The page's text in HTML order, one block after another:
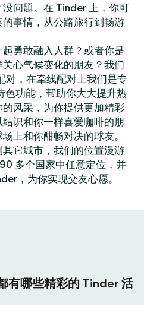
问题。在 Tinder 上，你可
事情，从公路旅行到畅游
勇敢融入人群？或者你是
心气候变化的朋友？我们
对，在牵线配对上我们是专
色功能，帮助你大大提升热
风采，为你提供更加精彩
识和你一样喜爱咖啡的朋
上和你酣畅对决的球友。
它城市，我们的位置漫游
多个国家中任意定位，并
，为你实现交友心愿。
有哪些精彩的 Tinder 活